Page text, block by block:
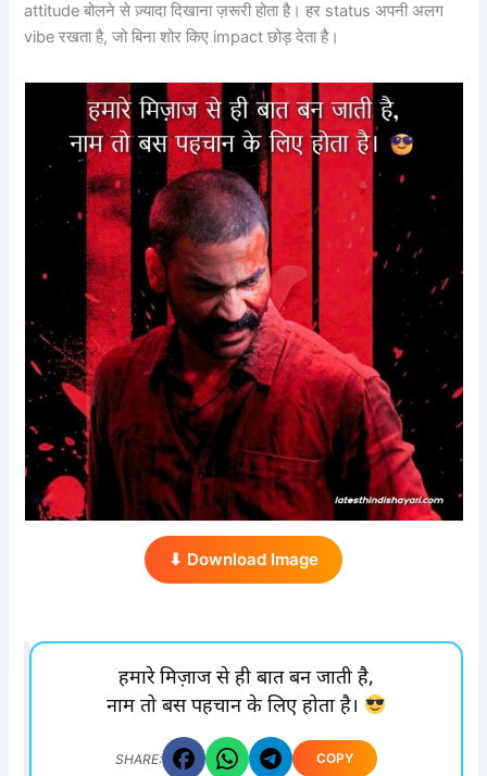
attitude बोलने से ज़्यादा दिखाना ज़रूरी होता है। हर status अपनी अलग
vibe रखता है, जो बिना शोर किए impact छोड़ देता है।
⬇ Download Image
हमारे मिज़ाज से ही बात बन जाती है,
नाम तो बस पहचान के लिए होता है।
SHARE: COPY